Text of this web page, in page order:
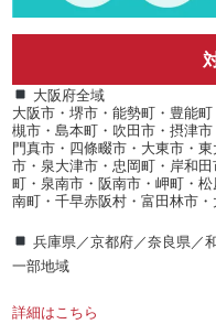
大阪府全域
大阪市・堺市・能勢町・豊能
槻市・島本町・吹田市・摂津
門真市・四條畷市・大東市・
市・泉大津市・忠岡町・岸和
町・泉南市・阪南市・岬町・
南町・千早赤阪村・富田林市
兵庫県／京都府／奈良県／
一部地域
詳細はこちら